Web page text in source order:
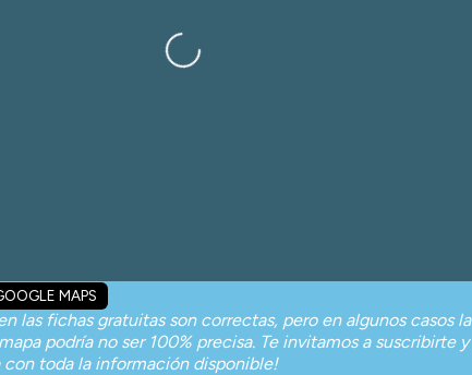
Cargando…
MAPS
las fichas gratuitas son correctas, pero en algunos casos la
podría no ser 100% precisa. Te invitamos a suscribirte y
toda la información disponible!